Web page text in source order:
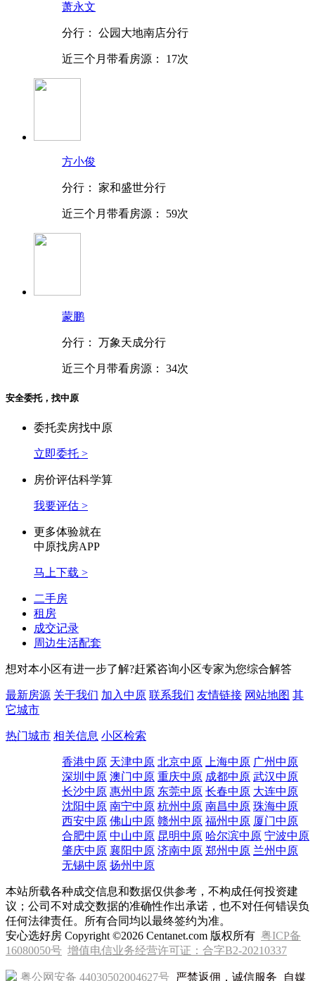
萧永文
分行： 公园大地南店分行
近三个月带看房源： 17次
方小俊
分行： 家和盛世分行
近三个月带看房源： 59次
蒙鹏
分行： 万象天成分行
近三个月带看房源： 34次
安全委托，找中原
委托卖房找中原
立即委托 >
房价评估科学算
我要评估 >
更多体验就在
中原找房APP
马上下载 >
二手房
租房
成交记录
周边生活配套
想对本小区有进一步了解?赶紧咨询小区专家为您综合解答
最新房源 关于我们 加入中原 联系我们 友情链接 网站地图 其
它城市
热门城市 相关信息 小区检索
香港中原 天津中原 北京中原 上海中原 广州中原
深圳中原 澳门中原 重庆中原 成都中原 武汉中原
长沙中原 惠州中原 东莞中原 长春中原 大连中原
沈阳中原 南宁中原 杭州中原 南昌中原 珠海中原
西安中原 佛山中原 赣州中原 福州中原 厦门中原
合肥中原 中山中原 昆明中原 哈尔滨中原 宁波中原
肇庆中原 襄阳中原 济南中原 郑州中原 兰州中原
无锡中原 扬州中原
本站所载各种成交信息和数据仅供参考，不构成任何投资建
议；公司不对成交数据的准确性作出承诺，也不对任何错误负
任何法律责任。所有合同均以最终签约为准。
安心选好房 Copyright ©2026 Centanet.com 版权所有 粤ICP备
16080050号 增值电信业务经营许可证：合字B2-20210337
粤公网安备 44030502004627号 严禁返佣，诚信服务 自媒